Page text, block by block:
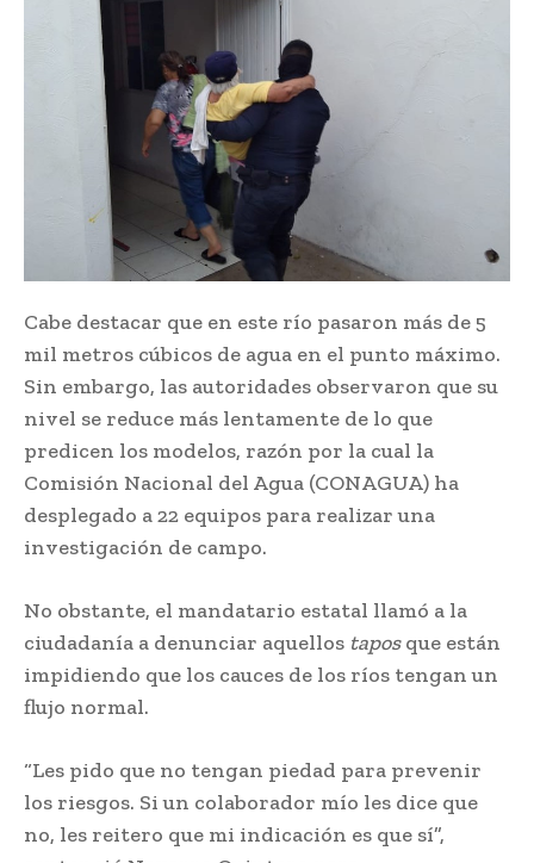
Cabe destacar que en este río pasaron más de 5
mil metros cúbicos de agua en el punto máximo.
Sin embargo, las autoridades observaron que su
nivel se reduce más lentamente de lo que
predicen los modelos, razón por la cual la
Comisión Nacional del Agua (CONAGUA) ha
desplegado a 22 equipos para realizar una
investigación de campo.
No obstante, el mandatario estatal llamó a la
ciudadanía a denunciar aquellos taposque están
impidiendo que los cauces de los ríos tengan un
flujo normal.
“Les pido que no tengan piedad para prevenir
los riesgos. Si un colaborador mío les dice que
no, les reitero que mi indicación es que sí”,